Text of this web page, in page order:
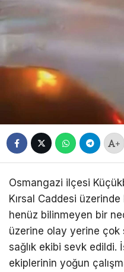
+
Osmangazi ilçesi
Kırsal Caddesi
henüz bilinmeyen bir
üzerine olay yerine çok
sağlık ekibi sevk
ekiplerinin yoğun